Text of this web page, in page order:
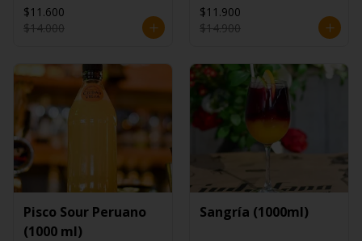
$11.600
$14.000
$11.900
$14.900
Pisco Sour Peruano
(1000 ml)
Sangría (1000ml)